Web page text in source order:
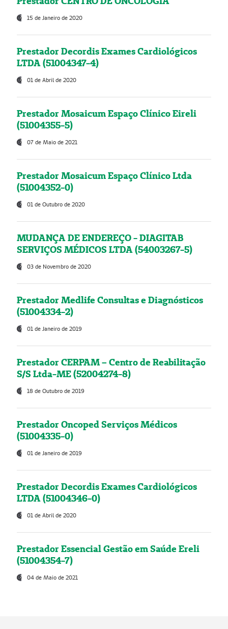
15 de Janeiro de 2020
Prestador Decordis Exames Cardiológicos
LTDA (51004347-4)
01 de Abril de 2020
Prestador Mosaicum Espaço Clínico Eireli
(51004355-5)
07 de Maio de 2021
Prestador Mosaicum Espaço Clínico Ltda
(51004352-0)
01 de Outubro de 2020
MUDANÇA DE ENDEREÇO - DIAGITAB
SERVIÇOS MÉDICOS LTDA (54003267-5)
03 de Novembro de 2020
Prestador Medlife Consultas e Diagnósticos
(51004334-2)
01 de Janeiro de 2019
Prestador CERPAM – Centro de Reabilitação
S/S Ltda-ME (52004274-8)
18 de Outubro de 2019
Prestador Oncoped Serviços Médicos
(51004335-0)
01 de Janeiro de 2019
Prestador Decordis Exames Cardiológicos
LTDA (51004346-0)
01 de Abril de 2020
Prestador Essencial Gestão em Saúde Ereli
(51004354-7)
04 de Maio de 2021